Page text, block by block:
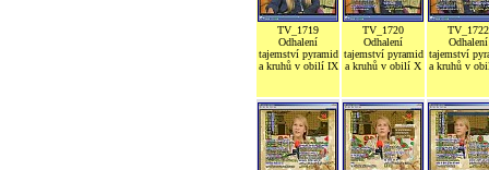
TV_1719
Odhalení
tajemství pyramid
a kruhů v obilí IX
TV_1720
Odhalení
tajemství pyramid
a kruhů v obilí X
TV_1722
Odhalení
tajemství
a kruhů v